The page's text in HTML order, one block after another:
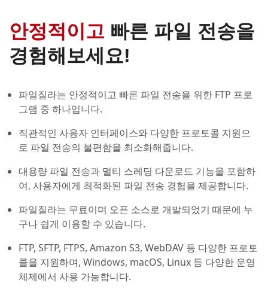
안정적이고 빠른 파일 전송을
경험해보세요!
파일질라는 안정적이고 빠른 파일 전송을 위한 FTP 프로
그램 중 하나입니다.
직관적인 사용자 인터페이스와 다양한 프로토콜 지원으
로 파일 전송의 불편함을 최소화해줍니다.
대용량 파일 전송과 멀티 스레딩 다운로드 기능을 포함하
여, 사용자에게 최적화된 파일 전송 경험을 제공합니다.
파일질라는 무료이며 오픈 소스로 개발되었기 때문에 누
구나 쉽게 이용할 수 있습니다.
FTP, SFTP, FTPS, Amazon S3, WebDAV 등 다양한 프로토
콜을 지원하며, Windows, macOS, Linux 등 다양한 운영
체제에서 사용 가능합니다.